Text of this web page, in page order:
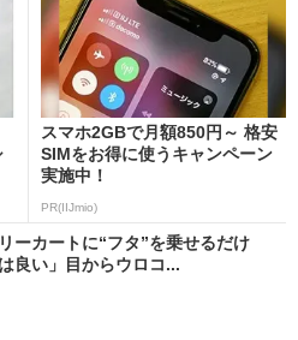
スマホ2GBで月額850円～ 格安
SIMをお得に使うキャンペーン
実施中！
PR(IIJmio)
ーカートに“フタ”を乗せるだけ
い」目からウロコ...